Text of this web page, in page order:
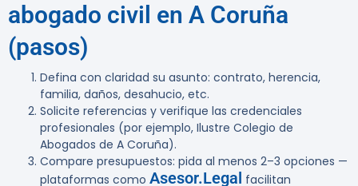
abogado civil en A Coruña
(pasos)
Defina con claridad su asunto: contrato, herencia,
familia, daños, desahucio, etc.
Solicite referencias y verifique las credenciales
profesionales (por ejemplo, Ilustre Colegio de
Abogados de A Coruña).
Compare presupuestos: pida al menos 2–3 opciones —
plataformas como Asesor.Legal facilitan